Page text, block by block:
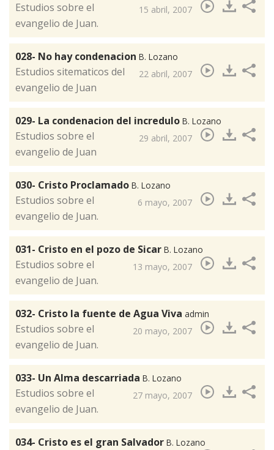
15 abril, 2007
​Estudios sobre el
evangelio de Juan.
028- No hay condenacion B. Lozano
22 abril, 2007
​Estudios sitematicos del
evangelio de Juan
029- La condenacion del incredulo B. Lozano
29 abril, 2007
Estudios sobre el
evangelio de Juan
030- Cristo Proclamado B. Lozano
6 mayo, 2007
​Estudios sobre el
evangelio de Juan.
031- Cristo en el pozo de Sicar B. Lozano
13 mayo, 2007
​​Estudios sobre el
evangelio de Juan.
032- Cristo la fuente de Agua Viva admin
20 mayo, 2007
​Estudios sobre el
evangelio de Juan.
033- Un Alma descarriada B. Lozano
27 mayo, 2007
​Estudios sobre el
evangelio de Juan.
034- Cristo es el gran Salvador B. Lozano